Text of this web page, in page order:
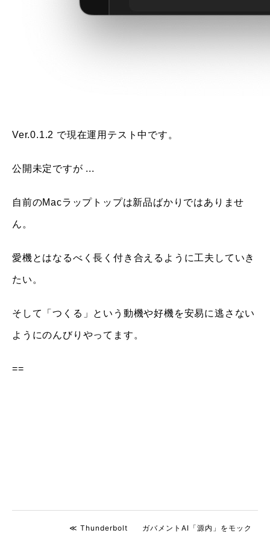
Ver.0.1.2 で現在運用テスト中です。
公開未定ですが ...
自前のMacラップトップは新品ばかりではありませ
ん。
愛機とはなるべく長く付き合えるように工夫していき
たい。
そして「つくる」という動機や好機を安易に逃さない
ようにのんびりやってます。
==
≪ Thunderbolt
ガバメントAI「源内」をモック